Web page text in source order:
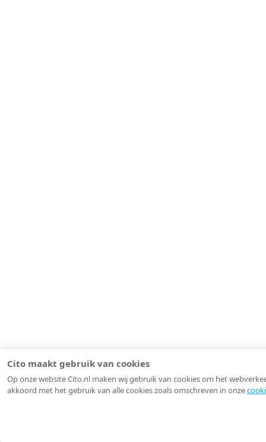
Cito maakt gebruik van cookies
Op onze website Cito.nl maken wij gebruik van cookies om het
akkoord met het gebruik van alle cookies zoals omschreven in onze